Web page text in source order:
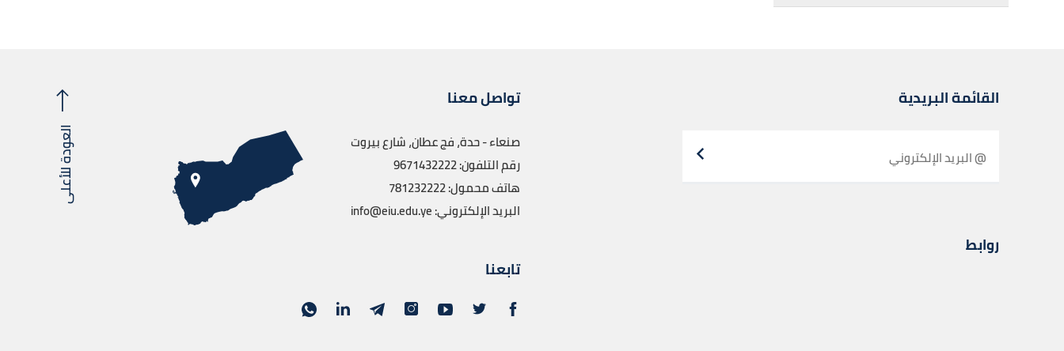
العودة للأعلى
القائمة البريدية
روابط
تواصل معنا
صنعاء - حدة، فج عطان، شارع بيروت
رقم التلفون: 9671432222
هاتف محمول: 781232222
البريد الإلكتروني: info@eiu.edu.ye
تابعنا